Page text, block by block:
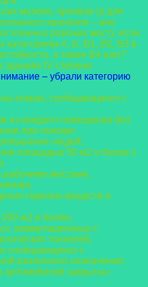
музеев, архивов (а для
хранения – вне
рабочих мест), если
категориям А, Б, В1, В2, ВЗ в
а также В4 или Г
IV степени
– убрали категорию
этажах, сообщающихся с
из каждого помещения без
при пожаре:
людей;
площадью 50 м2 и более с
местами,
горючих веществ и
м2 и более;
коммутационных с
тоннелей,
и сообщающихся с
различного назначения;
автомобилей закрытых